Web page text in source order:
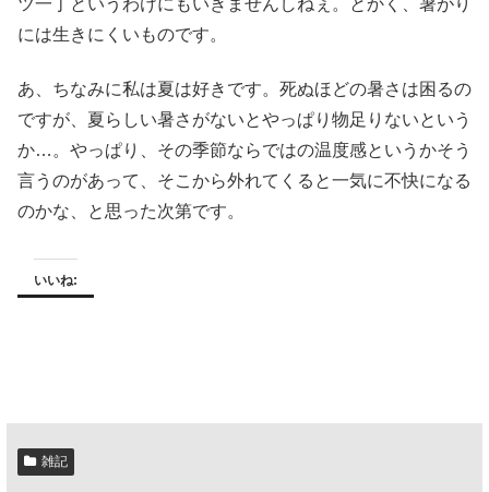
には生きにくいものです。
あ、ちなみに私は夏は好きです。死ぬほどの暑さは困るの
ですが、夏らしい暑さがないとやっぱり物足りないという
か…。やっぱり、その季節ならではの温度感というかそう
言うのがあって、そこから外れてくると一気に不快になる
のかな、と思った次第です。
いいね:
雑記